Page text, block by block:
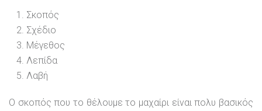
Σκοπός
Σχέδιο
Μέγεθος
Λεπίδα
Λαβή
Ο σκοπός που το θέλουμε το μαχαίρι είναι πολυ βασικός